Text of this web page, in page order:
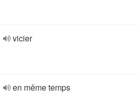
vicier
en même temps